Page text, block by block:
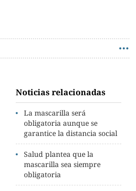
Noticias relacionadas
La mascarilla será
obligatoria aunque se
garantice la distancia social
Salud plantea que la
mascarilla sea siempre
obligatoria